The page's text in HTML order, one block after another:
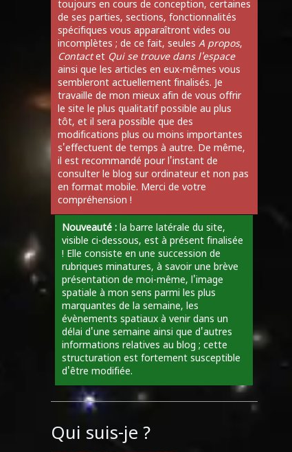
toujours en cours de conception, certaines
de ses parties, sections, fonctionnalités
spécifiques vous apparaîtront vides ou
incomplètes ; de ce fait, seules A propos,
Contactet Qui se trouve dans l'espace
ainsi que les articles en eux-mêmes vous
sembleront actuellement finalisés. Je
travaille de mon mieux afin de vous offrir
le site le plus qualitatif possible au plus
tôt, et il sera possible que des
modifications plus ou moins importantes
s'effectuent de temps à autre. De même,
il est recommandé pour l'instant de
consulter le blog sur ordinateur et non pas
en format mobile. Merci de votre
compréhension !
Nouveauté : la barre latérale du site,
visible ci-dessous, est à présent finalisée
! Elle consiste en une succession de
rubriques minatures, à savoir une brève
présentation de moi-même, l'image
spatiale à mon sens parmi les plus
marquantes de la semaine, les
évènements spatiaux à venir dans un
délai d'une semaine ainsi que d'autres
informations relatives au blog ; cette
structuration est fortement susceptible
d'être modifiée.
Qui suis-je ?